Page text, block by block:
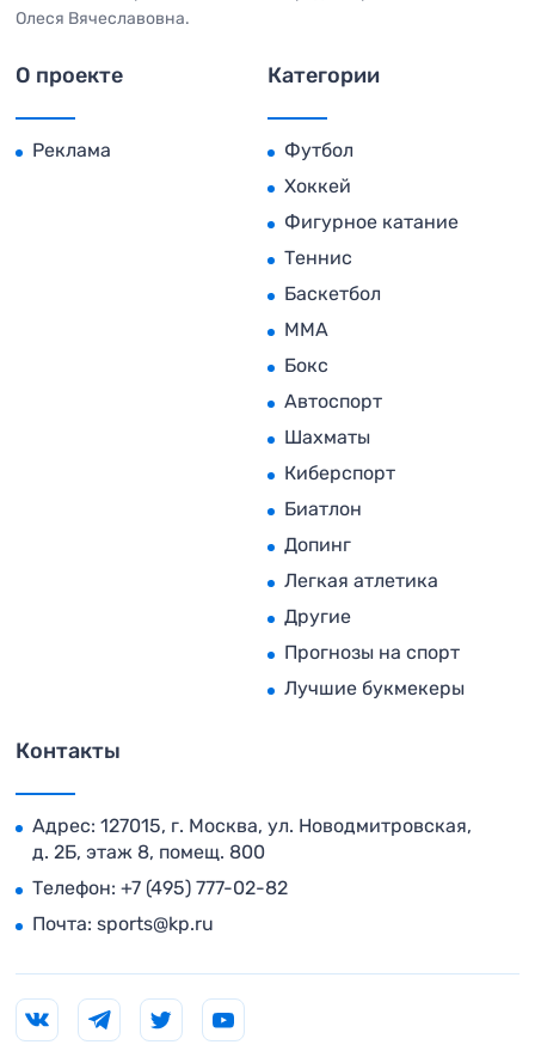
Олеся Вячеславовна.
О проекте
Реклама
Категории
Футбол
Хоккей
Фигурное катание
Теннис
Баскетбол
MMA
Бокс
Автоспорт
Шахматы
Киберспорт
Биатлон
Допинг
Легкая атлетика
Другие
Прогнозы на спорт
Лучшие букмекеры
Контакты
Адрес: 127015, г. Москва, ул. Новодмитровская,
д. 2Б, этаж 8, помещ. 800
Телефон: +7 (495) 777-02-82
Почта: sports@kp.ru